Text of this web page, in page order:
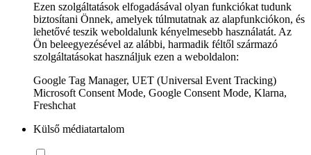
Ezen szolgáltatások elfogadásával olyan funkciókat tudunk
biztosítani Önnek, amelyek túlmutatnak az alapfunkciókon, és
lehetővé teszik weboldalunk kényelmesebb használatát. Az
Ön beleegyezésével az alábbi, harmadik féltől származó
szolgáltatásokat használjuk ezen a weboldalon:
Google Tag Manager, UET (Universal Event Tracking)
Microsoft Consent Mode, Google Consent Mode, Klarna,
Freshchat
Külső médiatartalom